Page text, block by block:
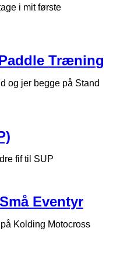
i mit første
Træning
og jer begge på Stand
fif til SUP
Eventyr
Kolding Motocross